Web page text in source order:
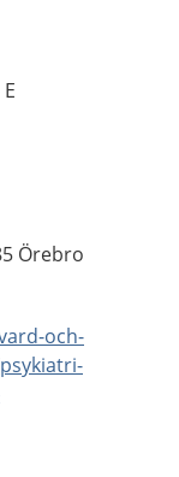
Örebro
och-